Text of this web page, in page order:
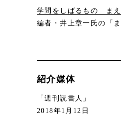
学問をしばるもの まえ
編者・井上章一氏の「
紹介媒体
「週刊読書人」
2018年1月12日